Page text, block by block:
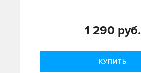
1 290 руб.
КУПИТЬ